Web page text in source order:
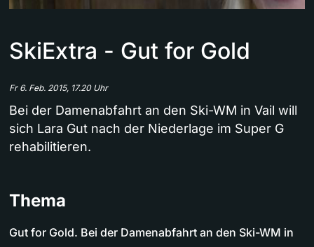
SkiExtra - Gut for Gold
Fr 6. Feb. 2015, 17.20 Uhr
Bei der Damenabfahrt an den Ski-WM in Vail will
sich Lara Gut nach der Niederlage im Super G
rehabilitieren.
Thema
Gut for Gold. Bei der Damenabfahrt an den Ski-WM in